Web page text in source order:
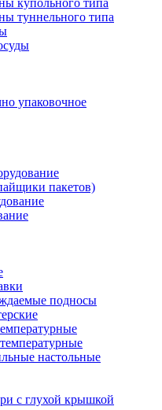
купольного типа
туннельного типа
упаковочное
пакетов)
подносы
настольные
с глухой крышкой